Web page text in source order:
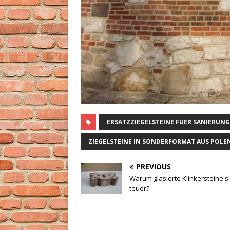
ERSATZZIEGELSTEINE FUER SANIERUNG
ZIEGELSTEINE IN SONDERFORMAT AUS
PREVIOUS
Warum glasierte Klinkersteine
teuer?